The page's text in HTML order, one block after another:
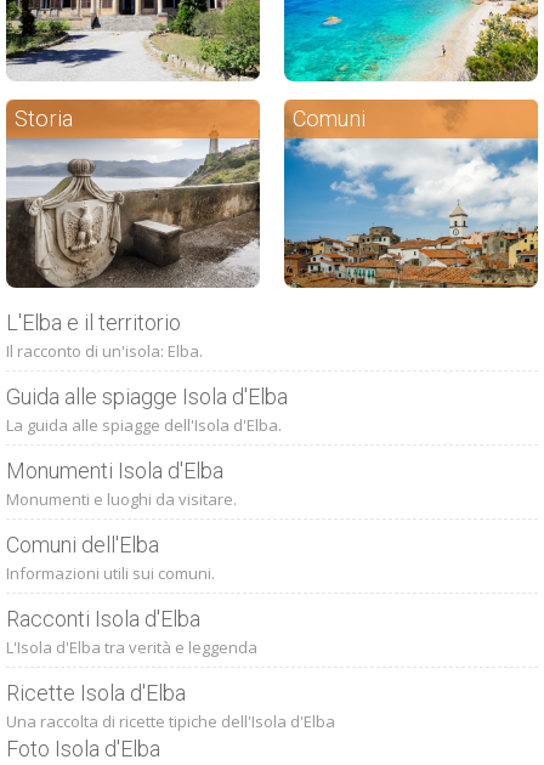
Storia Comuni
L'Elba e il territorio
Il racconto di un'isola: Elba.
Guida alle spiagge Isola d'Elba
La guida alle spiagge dell'Isola d'Elba.
Monumenti Isola d'Elba
Monumenti e luoghi da visitare.
Comuni dell'Elba
Informazioni utili sui comuni.
Racconti Isola d'Elba
L'Isola d'Elba tra verità e leggenda
Ricette Isola d'Elba
Una raccolta di ricette tipiche dell'Isola d'Elba
Foto Isola d'Elba